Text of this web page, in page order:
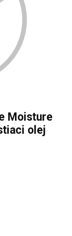
Moisture
olej